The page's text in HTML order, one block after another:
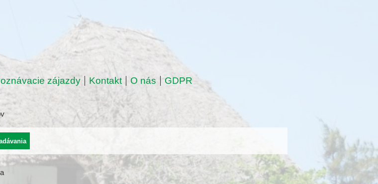
zájazdy Kontakt O nás GDPR